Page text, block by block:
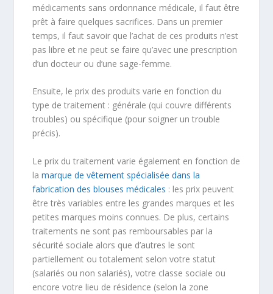
médicaments sans ordonnance médicale, il faut être
prêt à faire quelques sacrifices. Dans un premier
temps, il faut savoir que l’achat de ces produits n’est
pas libre et ne peut se faire qu’avec une prescription
d’un docteur ou d’une sage-femme.
Ensuite, le prix des produits varie en fonction du
type de traitement : générale (qui couvre différents
troubles) ou spécifique (pour soigner un trouble
précis).
Le prix du traitement varie également en fonction de
lamarque de vêtement spécialisée dans la
fabrication des blouses médicales : les prix peuvent
être très variables entre les grandes marques et les
petites marques moins connues. De plus, certains
traitements ne sont pas remboursables par la
sécurité sociale alors que d’autres le sont
partiellement ou totalement selon votre statut
(salariés ou non salariés), votre classe sociale ou
encore votre lieu de résidence (selon la zone